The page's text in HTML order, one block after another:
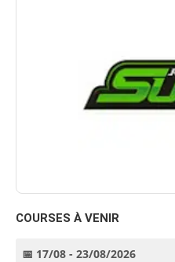
COURSES À VENIR
📅 17/08 - 23/08/2026